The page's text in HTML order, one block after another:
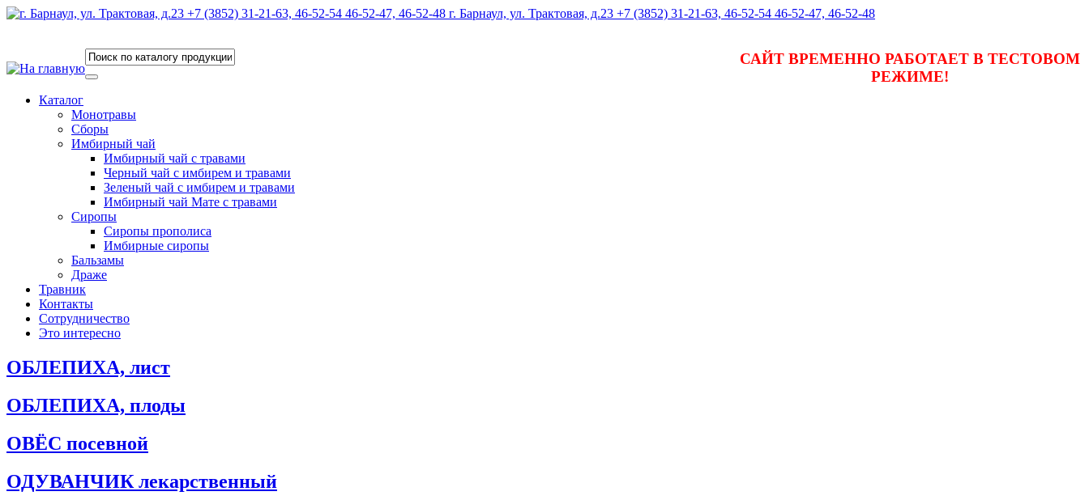
г. Барнаул, ул. Трактовая, д.23 +7 (3852) 31-21-63, 46-52-54 46-52-47, 46-52-48
САЙТ ВРЕМЕННО РАБОТАЕТ В ТЕСТОВОМ
РЕЖИМЕ!
Каталог
Монотравы
Сборы
Имбирный чай
Имбирный чай с травами
Черный чай с имбирем и травами
Зеленый чай с имбирем и травами
Имбирный чай Мате с травами
Сиропы
Сиропы прополиса
Имбирные сиропы
Бальзамы
Драже
Травник
Контакты
Сотрудничество
Это интересно
ОБЛЕПИХА, лист
ОБЛЕПИХА, плоды
ОВЁС посевной
ОДУВАНЧИК лекарственный